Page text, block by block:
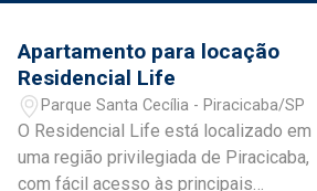
restaurantes e diversos comércios,
com fácil acesso ao Centro da cidade.
Agende uma visita e conheça de perto
este apartamento que reúne conforto,
praticidade e excelente custo-benefício
no Edifício Ravenna.
Apartamento para locação
Residencial Life
Parque Santa Cecília - Piracicaba/SP
O Residencial Life está localizado em
uma região privilegiada de Piracicaba,
com fácil acesso às principais